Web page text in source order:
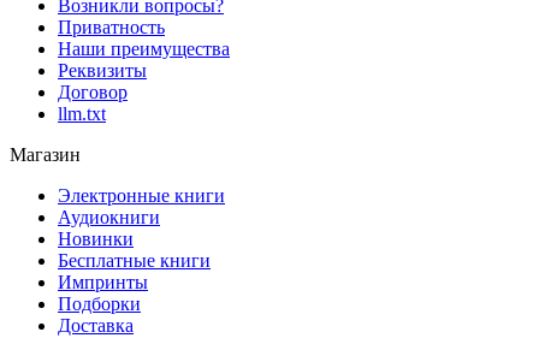
Возникли вопросы?
Приватность
Наши преимущества
Реквизиты
Договор
llm.txt
Магазин
Электронные книги
Аудиокниги
Новинки
Бесплатные книги
Импринты
Подборки
Доставка